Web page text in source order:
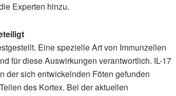
Experten hinzu.
Eine spezielle Art von Immunzellen
für diese Auswirkungen verantwortlich. IL-17
der sich entwickelnden Föten gefunden
des Kortex. Bei der aktuellen